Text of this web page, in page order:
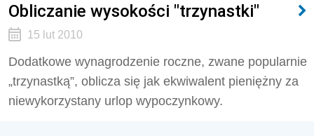
Obliczanie wysokości "trzynastki"
15 lut 2010
Dodatkowe wynagrodzenie roczne, zwane popularnie
„trzynastką”, oblicza się jak ekwiwalent pieniężny za
niewykorzystany urlop wypoczynkowy.